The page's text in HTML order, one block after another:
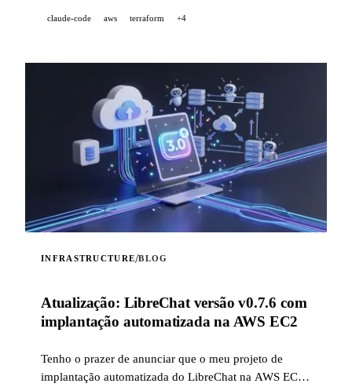
claude-code aws terraform +4
INFRASTRUCTURE/BLOG
Atualização: LibreChat versão v0.7.6 com
implantação automatizada na AWS EC2
Tenho o prazer de anunciar que o meu projeto de
implantação automatizada do LibreChat na AWS EC2